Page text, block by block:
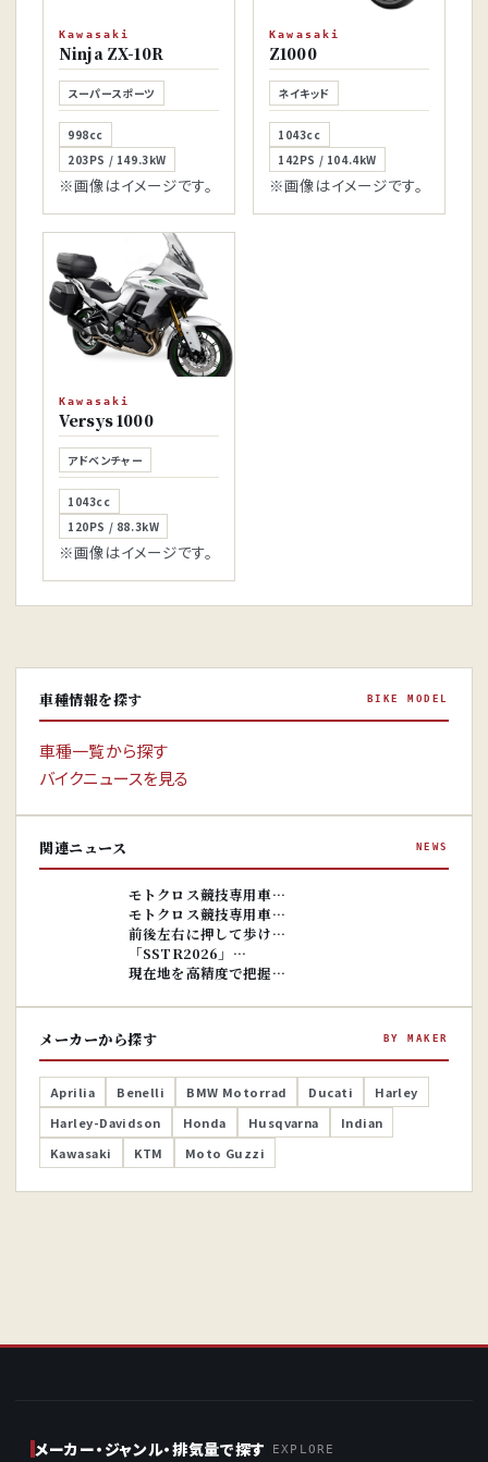
Kawasaki
Ninja ZX-10R
スーパースポーツ
998cc
203PS / 149.3kW
※画像はイメージです。
Kawasaki
Z1000
ネイキッド
1043cc
142PS / 104.4kW
※画像はイメージです。
Kawasaki
Versys 1000
アドベンチャー
1043cc
120PS / 88.3kW
※画像はイメージです。
車種情報を探す BIKE MODEL
車種一覧から探す
バイクニュースを見る
関連ニュース NEWS
※画像はイ
モトクロス競技専用車…
モトクロス競技専用車…
前後左右に押して歩け…
「SSTR2026」…
現在地を高精度で把握…
メーカーから探す BY MAKER
Aprilia Benelli BMW Motorrad Ducati
Harley
Harley-Davidson
Honda Husqvarna
Indian
Kawasaki
KTM Moto Guzzi
メーカー・ジャンル・排気量で探す EXPLORE